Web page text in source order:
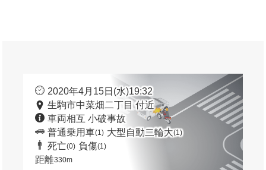
2020年4月15日(水)19:32
生駒市中菜畑二丁目 付近
車両相互 小破事故
普通乗用車(1) 大型自動二輪大(1)
死亡(0) 負傷(1)
距離330m